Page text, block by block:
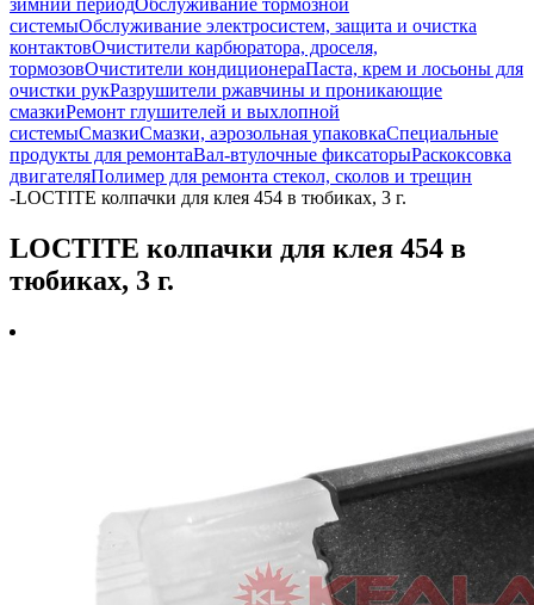
зимний периодОбслуживание тормозной
системыОбслуживание электросистем, защита и очистка
контактовОчистители карбюратора, дроселя,
тормозовОчистители кондиционераПаста, крем и лосьоны для
очистки рукРазрушители ржавчины и проникающие
смазкиРемонт глушителей и выхлопной
системыСмазкиСмазки, аэрозольная упаковкаСпециальные
продукты для ремонтаВал-втулочные фиксаторыРаскоксовка
двигателяПолимер для ремонта стекол, сколов и трещин
-LOCTITE колпачки для клея 454 в тюбиках, 3 г.
LOCTITE колпачки для клея 454 в
тюбиках, 3 г.